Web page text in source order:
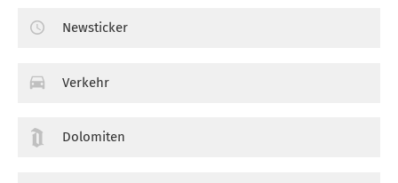
Newsticker
Verkehr
Dolomiten